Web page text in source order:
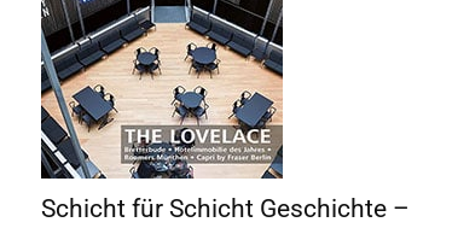
Schicht für Schicht Geschichte –